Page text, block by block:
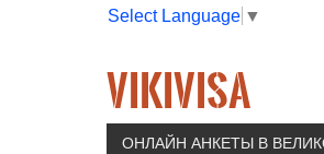
Select Language ▼
VIKIVISA
Г. МОСКВА, 2-Й
ОНЛАЙН АНКЕТЫ В